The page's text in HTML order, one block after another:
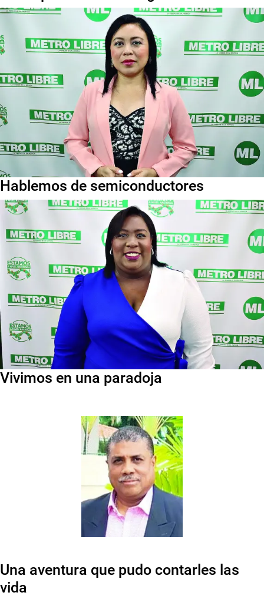
Hablemos de semiconductores
Vivimos en una paradoja
Una aventura que pudo contarles las
vida